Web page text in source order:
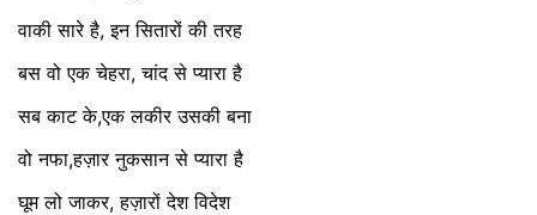
वाकी सारे है, इन सितारों की तरह
बस वो एक चेहरा, चांद से प्यारा है
सब काट के,एक लकीर उसकी बना
वो नफा,हज़ार नुकसान से प्यारा है
घूम लो जाकर, हज़ारों देश विदेश